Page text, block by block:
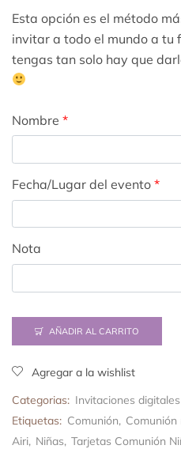
Esta opción es el método
invitar a todo el mundo a tu
tengas tan solo hay que
Nombre *
Fecha/Lugar del evento *
Nota
AÑADIR AL CARRITO
Agregar a la wishlist
Categorias: Invitaciones digitales
Etiquetas: Comunión, Comunión
Airi, Niñas, Tarjetas Comunión